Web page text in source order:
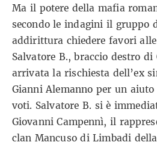
Ma il potere della mafia
secondo le indagini il gruppo
addirittura chiedere favori
Salvatore B., braccio destro
arrivata la rischiesta dell’ex
Gianni Alemanno per un
voti. Salvatore B. si è
Giovanni Campennì, il
clan Mancuso di Limbadi